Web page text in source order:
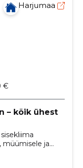
Harjumaa
€
– kõik ühest
müümisele ja
jahutus kui
teenuseid.